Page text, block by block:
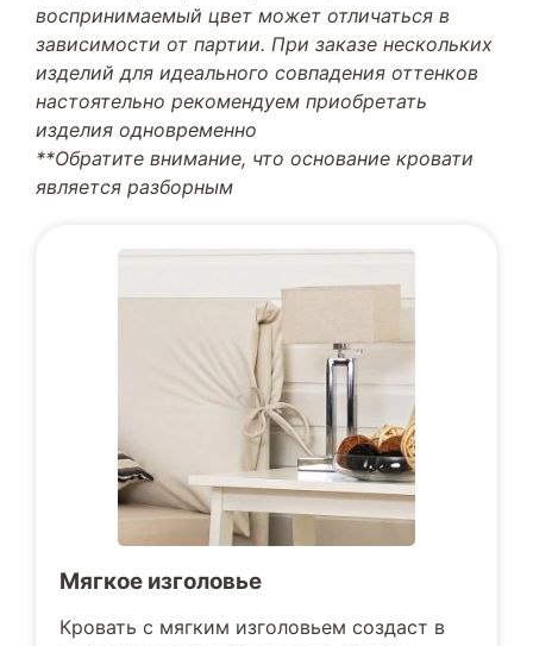
воспринимаемый цвет может отличаться в
зависимости от партии. При заказе нескольких
изделий для идеального совпадения оттенков
настоятельно рекомендуем приобретать
изделия одновременно
**Обратите внимание, что основание кровати
является разборным
Мягкое изголовье
Кровать с мягким изголовьем создаст в